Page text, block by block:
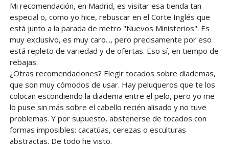
Mi recomendación, en Madrid, es visitar esa tienda tan
especial o, como yo hice, rebuscar en el Corte Inglés que
está junto a la parada de metro "Nuevos Ministerios". Es
muy exclusivo, es muy caro..., pero precisamente por eso
está repleto de variedad y de ofertas. Eso sí, en tiempo de
rebajas.
¿Otras recomendaciones? Elegir tocados sobre diademas,
que son muy cómodos de usar. Hay peluqueros que te los
colocan escondiendo la diadema entre el pelo, pero yo me
lo puse sin más sobre el cabello recién alisado y no tuve
problemas. Y por supuesto, abstenerse de tocados con
formas imposibles: cacatúas, cerezas o esculturas
abstractas. De todo he visto.